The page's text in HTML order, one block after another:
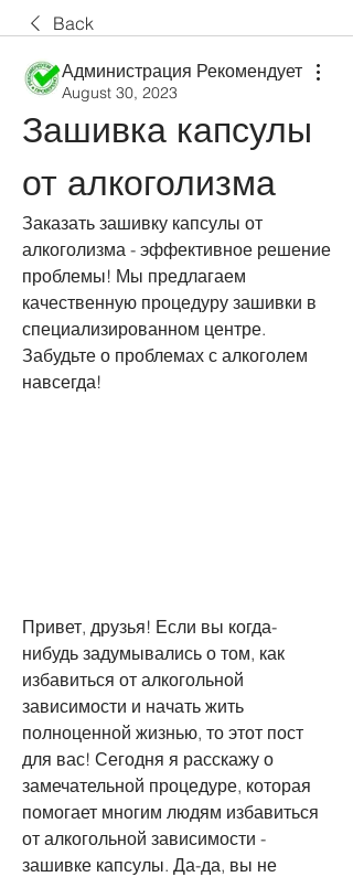
Back
Администрация Рекомендует
August 30, 2023
Зашивка капсулы
от алкоголизма
Заказать зашивку капсулы от
алкоголизма - эффективное решение
проблемы! Мы предлагаем
качественную процедуру зашивки в
специализированном центре.
Забудьте о проблемах с алкоголем
навсегда!
Привет, друзья! Если вы когда-
нибудь задумывались о том, как
избавиться от алкогольной
зависимости и начать жить
полноценной жизнью, то этот пост
для вас! Сегодня я расскажу о
замечательной процедуре, которая
помогает многим людям избавиться
от алкогольной зависимости -
зашивке капсулы. Да-да, вы не